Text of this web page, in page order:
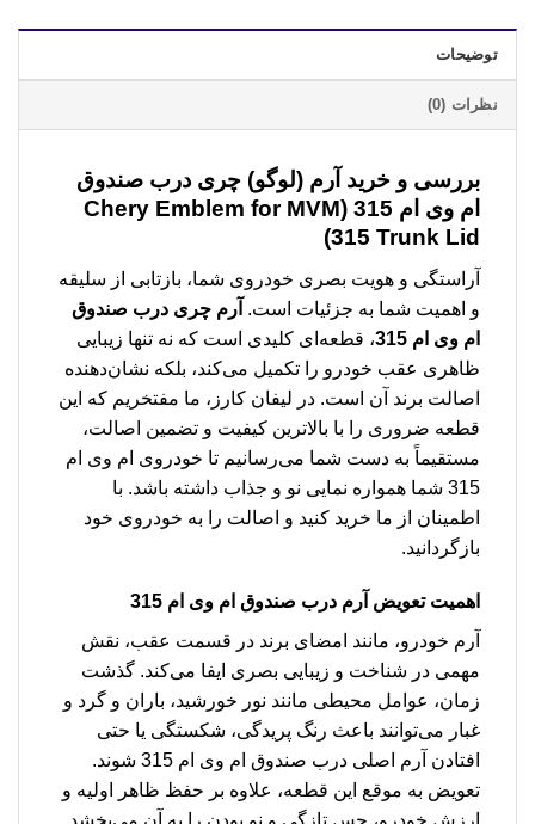
توضیحات
نظرات (0)
بررسی و خرید آرم (لوگو) چری درب صندوق
ام وی ام 315 (Chery Emblem for MVM
315 Trunk Lid)
آراستگی و هویت بصری خودروی شما، بازتابی از سلیقه
و اهمیت شما به جزئیات است. آرم چری درب صندوق
ام وی ام 315
، قطعه‌ای کلیدی است که نه تنها زیبایی
ظاهری عقب خودرو را تکمیل می‌کند، بلکه نشان‌دهنده
اصالت برند آن است. در لیفان کارز، ما مفتخریم که این
قطعه ضروری را با بالاترین کیفیت و تضمین اصالت،
مستقیماً به دست شما می‌رسانیم تا خودروی ام وی ام
315 شما همواره نمایی نو و جذاب داشته باشد. با
اطمینان از ما خرید کنید و اصالت را به خودروی خود
بازگردانید.
اهمیت تعویض آرم درب صندوق ام وی ام 315
آرم خودرو، مانند امضای برند در قسمت عقب، نقش
مهمی در شناخت و زیبایی بصری ایفا می‌کند. گذشت
زمان، عوامل محیطی مانند نور خورشید، باران و گرد و
غبار می‌توانند باعث رنگ پریدگی، شکستگی یا حتی
افتادن آرم اصلی درب صندوق ام وی ام 315 شوند.
تعویض به موقع این قطعه، علاوه بر حفظ ظاهر اولیه و